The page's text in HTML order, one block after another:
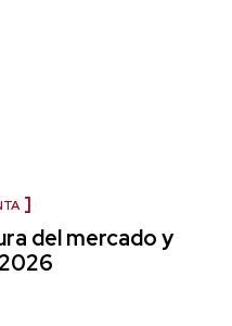
del mercado y